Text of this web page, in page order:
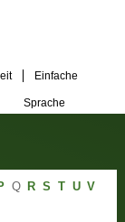
Einfache
Sprache
Q R S T U V